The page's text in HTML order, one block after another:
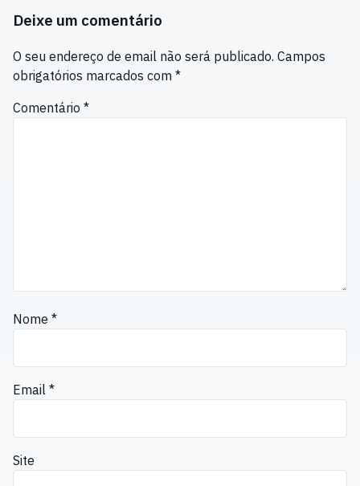
Deixe um comentário
O seu endereço de email não será publicado. Campos
obrigatórios marcados com *
Comentário *
Nome *
Email *
Site